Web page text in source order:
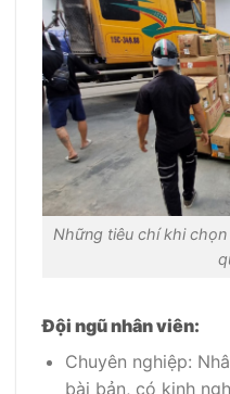
Những tiêu chí khi
Đội ngũ nhân viên:
Chuyên nghiệp:
bài bản, có kinh